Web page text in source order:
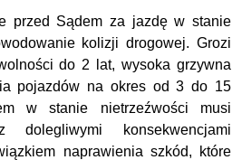
przed Sądem za jazdę w stanie
kolizji drogowej. Grozi
do 2 lat, wysoka grzywna
pojazdów na okres od 3 do 15
w stanie nietrzeźwości musi
konsekwencjami
naprawienia szkód, które